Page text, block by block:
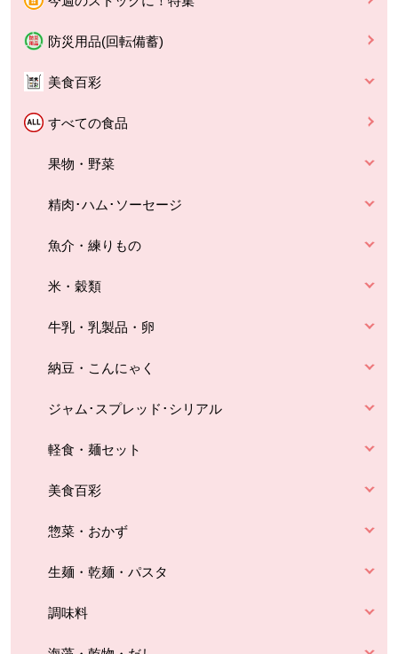
防災用品(回転備蓄)
美食百彩
すべての食品
果物・野菜
精肉･ハム･ソーセージ
魚介・練りもの
米・穀類
牛乳・乳製品・卵
納豆・こんにゃく
ジャム･スプレッド･シリアル
軽食・麺セット
美食百彩
惣菜・おかず
生麺・乾麺・パスタ
調味料